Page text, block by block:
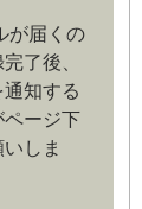
る場合に
とができま
員の自己責
が届くの
了後、
知する
ページ下
しま